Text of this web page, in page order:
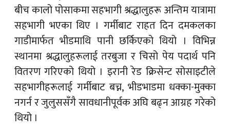
बीच कालो पोसाकमा सहभागी श्रद्धालुहरू अन्तिम यात्रामा
सहभागी भएका थिए । गर्मीबाट राहत दिन दमकलका
गाडीमार्फत भीडमाथि पानी छर्किएको थियो । विभिन्न
स्थानमा श्रद्धालुहरूलाई तरबुजा र चिसो पेय पदार्थ पनि
वितरण गरिएको थियो । इरानी रेड क्रिसेन्ट सोसाइटीले
सहभागीहरूलाई गर्मीबाट बच्न, भीडभाडमा धक्का-मुक्का
नगर्न र जुलुससँगै सावधानीपूर्वक अघि बढ्न आग्रह गरेको
थियो ।